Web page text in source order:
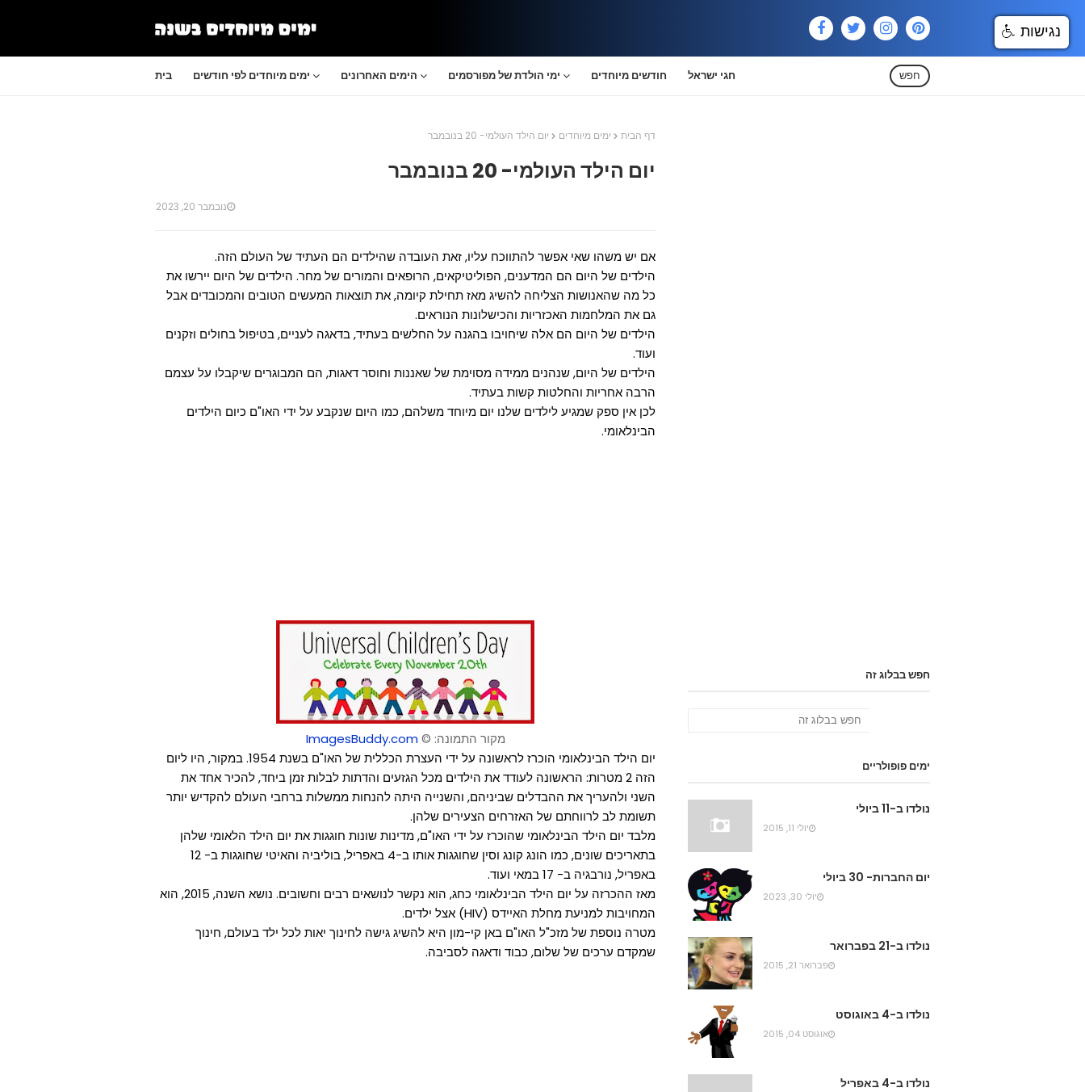
בית ימים מיוחדים לפי חודשים הימים האחרונים ימי הולדת של מפורסמים חודשים מיוחדים חגי ישראל חפש
דף הבית ימים מיוחדים יום הילד העולמי- 20 בנובמבר
יום הילד העולמי- 20 בנובמבר
נובמבר 20, 2023
אם יש משהו שאי אפשר להתווכח עליו, זאת העובדה שהילדים הם העתיד של העולם הזה.
הילדים של היום הם המדענים, הפוליטיקאים, הרופאים והמורים של מחר. הילדים של היום יירשו את
כל מה שהאנושות הצליחה להשיג מאז תחילת קיומה, את תוצאות המעשים הטובים והמכובדים אבל
גם את המלחמות האכזריות והכישלונות הנוראים.
הילדים של היום הם אלה שיחויבו בהגנה על החלשים בעתיד, בדאגה לעניים, בטיפול בחולים וזקנים
ועוד.
הילדים של היום, שנהנים ממידה מסוימת של שאננות וחוסר דאגות, הם המבוגרים שיקבלו על עצמם
הרבה אחריות והחלטות קשות בעתיד.
לכן אין ספק שמגיע לילדים שלנו יום מיוחד משלהם, כמו היום שנקבע על ידי האו"ם כיום הילדים
הבינלאומי.
מקור התמונה: ©
ImagesBuddy.com
יום הילד הבינלאומי הוכרז לראשונה על ידי העצרת הכללית של האו"ם בשנת 1954. במקור, היו ליום
הזה 2 מטרות: הראשונה לעודד את הילדים מכל הגזעים והדתות לבלות זמן ביחד, להכיר אחד את
השני ולהעריך את ההבדלים שביניהם, והשנייה היתה להנחות ממשלות ברחבי העולם להקדיש יותר
תשומת לב לרווחתם של האזרחים הצעירים שלהן.
מלבד יום הילד הבינלאומי שהוכרז על ידי האו"ם, מדינות שונות חוגגות את יום הילד הלאומי שלהן
בתאריכים שונים, כמו הונג קונג וסין שחוגגות אותו ב-4 באפריל, בוליביה והאיטי שחוגגות ב- 12
באפריל, נורבגיה ב- 17 במאי ועוד.
מאז ההכרזה על יום הילד הבינלאומי כחג, הוא נקשר לנושאים רבים וחשובים. נושא השנה, 2015, הוא
המחויבות למניעת מחלת האיידס (HIV) אצל ילדים.
מטרה נוספת של מזכ"ל האו"ם באן קי-מון היא להשיג גישה לחינוך יאות לכל ילד בעולם, חינוך
שמקדם ערכים של שלום, כבוד ודאגה לסביבה.
חפש בבלוג זה
ימים פופולריים
נולדו ב-11 ביולי
יולי 11, 2015
יום החברות- 30 ביולי
יולי 30, 2023
נולדו ב-21 בפברואר
פברואר 21, 2015
נולדו ב-4 באוגוסט
אוגוסט 04, 2015
נולדו ב-4 באפריל
נגישות